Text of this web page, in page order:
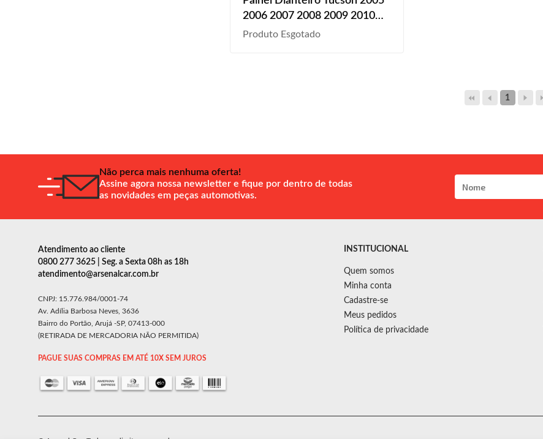
2006 2007 2008 2009 2010
2011 2012 2013 2014 2015
Produto Esgotado
1
Não perca mais nenhuma oferta!
Assine agora nossa newsletter e fique por dentro de todas
as novidades em peças automotivas.
Atendimento ao cliente
0800 277 3625 | Seg. a Sexta 08h as 18h
atendimento@arsenalcar.com.br
CNPJ: 15.776.984/0001-74
Av. Adília Barbosa Neves, 3636
Bairro do Portão, Arujá -SP, 07413-000
(RETIRADA DE MERCADORIA NÃO PERMITIDA)
PAGUE SUAS COMPRAS EM ATÉ 10X SEM JUROS
INSTITUCIONAL
Quem somos
Minha conta
Cadastre-se
Meus pedidos
Política de privacidade